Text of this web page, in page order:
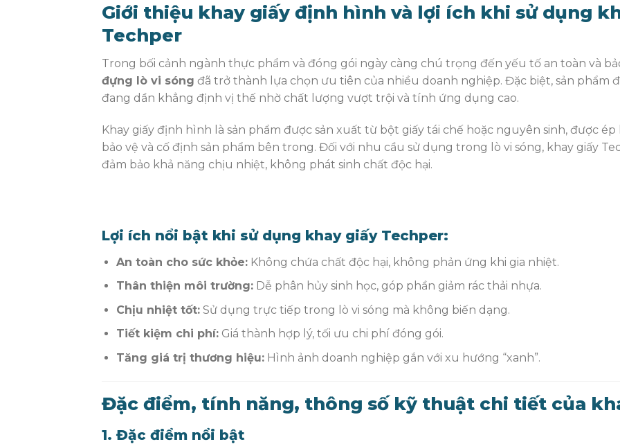
Giới thiệu khay giấy định hình và lợi ích khi sử dụng
Techper
Trong bối cảnh ngành thực phẩm và đóng gói ngày càng chú trọng đến yếu tố an toàn và
đựng lò vi sóng đã trở thành lựa chọn ưu tiên của nhiều doanh nghiệp. Đặc biệt, sản phẩm
đang dần khẳng định vị thế nhờ chất lượng vượt trội và tính ứng dụng cao.
Khay giấy định hình là sản phẩm được sản xuất từ bột giấy tái chế hoặc nguyên sinh, được
bảo vệ và cố định sản phẩm bên trong. Đối với nhu cầu sử dụng trong lò vi sóng, khay giấy
đảm bảo khả năng chịu nhiệt, không phát sinh chất độc hại.
Lợi ích nổi bật khi sử dụng khay giấy Techper:
An toàn cho sức khỏe:Không chứa chất độc hại, không phản ứng khi gia nhiệt.
Thân thiện môi trường:Dễ phân hủy sinh học, góp phần giảm rác thải nhựa.
Chịu nhiệt tốt:Sử dụng trực tiếp trong lò vi sóng mà không biến dạng.
Tiết kiệm chi phí:Giá thành hợp lý, tối ưu chi phí đóng gói.
Tăng giá trị thương hiệu:Hình ảnh doanh nghiệp gắn với xu hướng “xanh”.
Đặc điểm, tính năng, thông số kỹ thuật chi tiết của
1. Đặc điểm nổi bật